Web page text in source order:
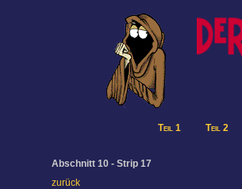
Teil 1 Teil 2
Abschnitt 10 - Strip 17
zurück